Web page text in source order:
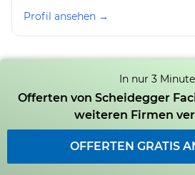
Profil ansehen →
In nur 3
Offerten von Scheidegger
weiteren Firmen
OFFERTEN GRATIS